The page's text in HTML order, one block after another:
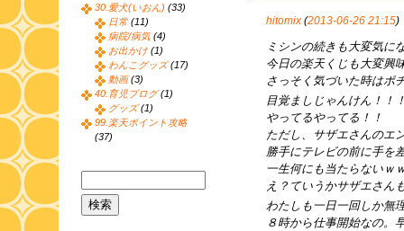
hitomix (2013-06-26 21:15)
ミシンの続きも大変気に
今日の楽天くじも大変興
さっそく気づいた時はポ
目覚ましじゃんけん！！
やってるやってる！！
ただし、サザエさんのエ
勝手にテレビの前に手を
一生何にも当たらないｗ
え？ていうかサザエさん
わたしも一日一回しか無
８時から仕事開始なの。
30.愛犬(いおん) (33)
日常 (11)
病院/病気 (4)
お出かけ (1)
わんこグッズ(17)
動画(3)
40.育児ブログ(1)
グッズ(1)
99.楽天ポイント攻略
(37)